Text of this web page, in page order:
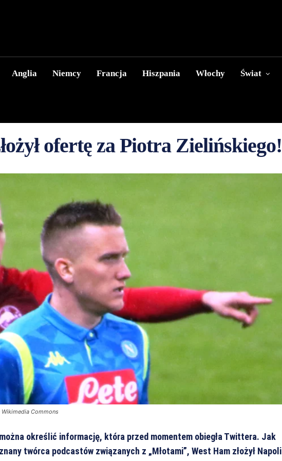
Anglia Niemcy Francja Hiszpania Włochy Świat
ofertę za Piotra Zielińskiego!
Wikimedia Commons
określić informację, która przed momentem obiegła Twittera. Jak
twórca podcastów związanych z „Młotami”, West Ham złożył Napoli